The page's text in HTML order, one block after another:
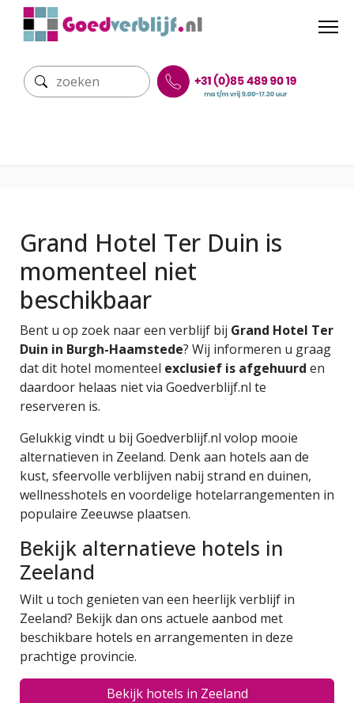
Grand Hotel Ter Duin is
momenteel niet
beschikbaar
Bent u op zoek naar een verblijf bij Grand Hotel Ter
Duin in Burgh-Haamstede? Wij informeren u graag
dat dit hotel momenteel exclusief is afgehuurd en
daardoor helaas niet via Goedverblijf.nl te
reserveren is.
Gelukkig vindt u bij Goedverblijf.nl volop mooie
alternatieven in Zeeland. Denk aan hotels aan de
kust, sfeervolle verblijven nabij strand en duinen,
wellnesshotels en voordelige hotelarrangementen in
populaire Zeeuwse plaatsen.
Bekijk alternatieve hotels in
Zeeland
Wilt u toch genieten van een heerlijk verblijf in
Zeeland? Bekijk dan ons actuele aanbod met
beschikbare hotels en arrangementen in deze
prachtige provincie.
Bekijk hotels in Zeeland